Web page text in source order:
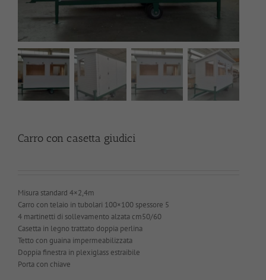
Carro con casetta giudici
Misura standard 4×2,4m
Carro con telaio in tubolari 100×100 spessore 5
4 martinetti di sollevamento alzata cm50/60
Casetta in legno trattato doppia perlina
Tetto con guaina impermeabilizzata
Doppia finestra in plexiglass estraibile
Porta con chiave